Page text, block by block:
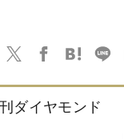
ダイヤモンド